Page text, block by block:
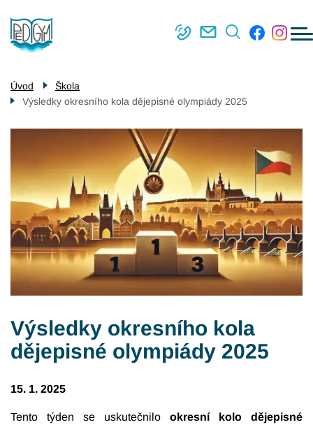
hlavnímu
navigace
Střední škola
Příjímací řízení
Kontakty
Úvod
Škola
Výsledky okresního kola dějepisné olympiády 2025
Výsledky okresního kola
dějepisné olympiády 2025
15. 1. 2025
Tento týden se uskutečnilo okresní kolo dějepisné